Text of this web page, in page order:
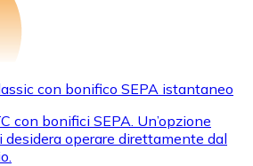
con bonifico SEPA istantaneo
con bonifici SEPA. Un’opzione
desidera operare direttamente dal